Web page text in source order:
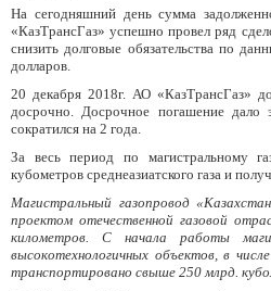
На сегодняшний день сумма
«КазТрансГаз» успешно провел ряд
снизить долговые обязательства по
долларов.
20 декабря 2018г. АО «КазТрансГаз»
досрочно. Досрочное погашение
сократился на 2 года.
За весь период по магистральному
кубометров среднеазиатского газа и
Магистральный газопровод
проектом отечественной газовой
километров. С начала работы
высокотехнологичных объектов, в
транспортировано свыше 250 млрд.